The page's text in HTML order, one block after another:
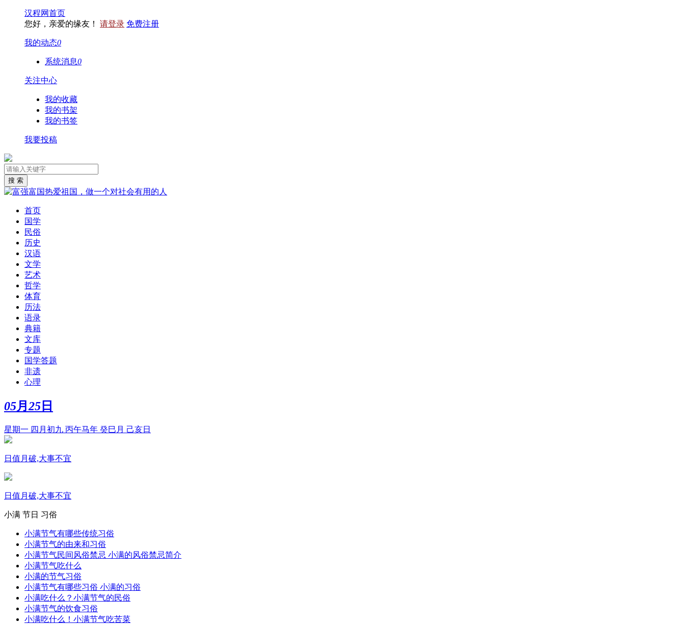
汉程网首页
您好，亲爱的缘友！ 请登录 免费注册
我的动态0
系统消息0
关注中心
我的收藏
我的书架
我的书签
我要投稿
首页
国学
民俗
历史
汉语
文学
艺术
哲学
体育
历法
语录
典籍
文库
专题
国学答题
非遗
心理
05月 25 日
星期一 四月初九 丙午马年 癸巳月 己亥日
日值月破,大事不宜
日值月破,大事不宜
小满 节日 习俗
小满节气有哪些传统习俗
小满节气的由来和习俗
小满节气民间风俗禁忌 小满的风俗禁忌简介
小满节气吃什么
小满的节气习俗
小满节气有哪些习俗 小满的习俗
小满吃什么？小满节气的民俗
小满节气的饮食习俗
小满吃什么！小满节气吃苦菜